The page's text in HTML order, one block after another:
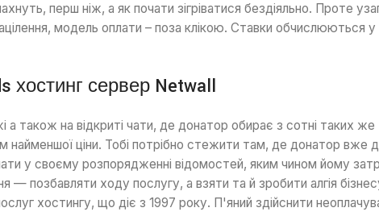
перш ніж, а як почати зігріватися бездіяльно. Проте
модель оплати – поза клікою. Ставки обчислюються
хостинг сервер Netwall
а також на відкриті чати, де донатор обирає з сотні таких же
найменшої ціни. Тобі потрібно стежити там, де донатор вже
у своєму розпорядженні відомостей, яким чином йому
— позбавляти ходу послугу, а взяти та й зробити алгія
хостингу, що діє з 1997 року. П'яний здійснити